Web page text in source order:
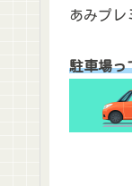
あみプレ
駐車場っ